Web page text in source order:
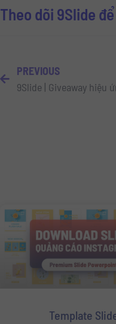
Theo dõi 9Slide
PREVIOUS
9Slide | Giveaway hiệu
Template